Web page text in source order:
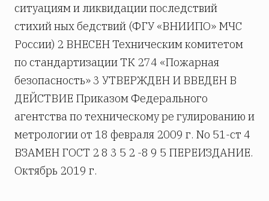
ситуациям и ликвидации последствий
стихий­ ных бедствий (ФГУ «ВНИИПО» МЧС
России) 2 ВНЕСЕН Техническим комитетом
по стандартизации ТК 274 «Пожарная
безопасность» 3 УТВЕРЖДЕН И ВВЕДЕН В
ДЕЙСТВИЕ Приказом Федерального
агентства по техническому ре­ гулированию и
метрологии от 18 февраля 2009 г. No 51-ст 4
ВЗАМЕН ГОСТ 2 8 3 5 2 -8 9 5 ПЕРЕИЗДАНИЕ.
Октябрь 2019 г.